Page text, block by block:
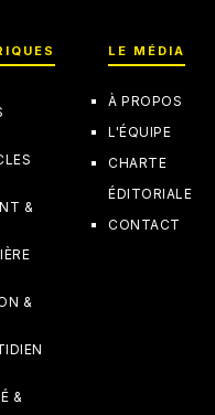
&
&
&
LE MÉDIA
À PROPOS
L'ÉQUIPE
CHARTE
ÉDITORIALE
CONTACT